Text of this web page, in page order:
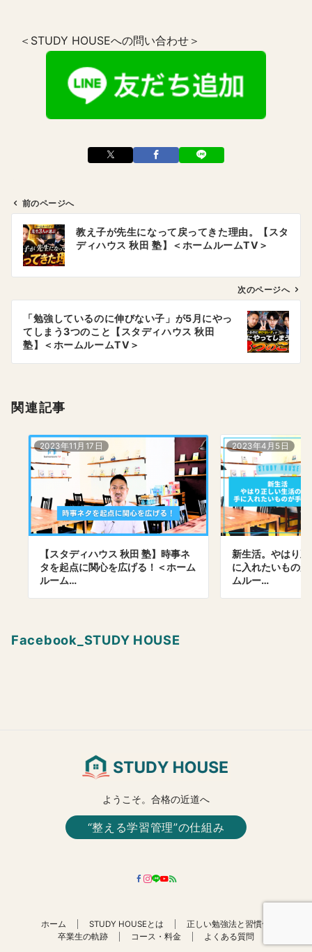
＜STUDY HOUSEへの問い合わせ＞
ビ
ン
前のページへ
教え子が先生になって戻ってきた理由。【スタ
ディハウス 秋田 塾】＜ホームルームTV＞
次のページへ
「勉強しているのに伸びない子」が5月にやっ
てしまう3つのこと【スタディハウス 秋田
塾】＜ホームルームTV＞
関連記事
2023年11月17日
【スタディハウス 秋田 塾】時事ネ
タを起点に関心を広げる！＜ホーム
ルーム…
2023年4月5日
新生活。やはり
に入れたいもの
ムルー…
Facebook_STUDY HOUSE
ようこそ。合格の近道へ
“整える学習管理”の仕組み
ホーム STUDY HOUSEとは
正しい勉強法と習慣化
卒業生の軌跡
コース・料金 よくある質問